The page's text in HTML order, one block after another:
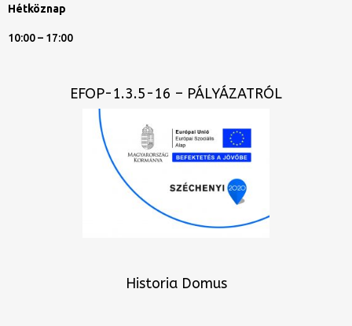
Hétköznap
10:00 – 17:00
EFOP-1.3.5-16 – PÁLYÁZATRÓL
Historia Domus